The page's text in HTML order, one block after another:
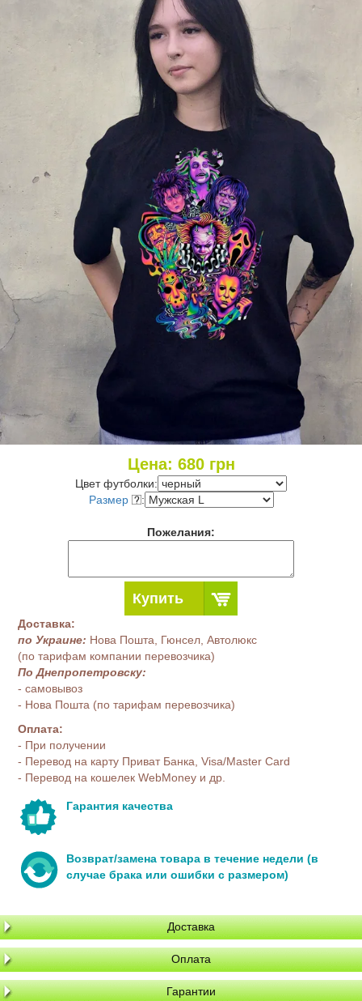
Цена: 680грн
Цвет футболки:
Размер
:
Пожелания:
Купить
Доставка:
по Украине: Нова Пошта, Гюнсел, Автолюкс
(по тарифам компании перевозчика)
По Днепропетровску:
- самовывоз
- Нова Пошта (по тарифам перевозчика)
Оплата:
- При получении
- Перевод на карту Приват Банка, Visa/Master Card
- Перевод на кошелек WebMoney и др.
Гарантия качества
Возврат/замена товара в течение недели (в
случае брака или ошибки с размером)
Доставка
Оплата
Гарантии